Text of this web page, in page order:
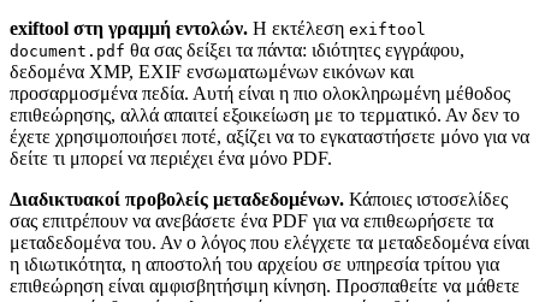
exiftool στη γραμμή εντολών. Η εκτέλεση exiftool
document.pdf θα σας δείξει τα πάντα: ιδιότητες εγγράφου,
δεδομένα XMP, EXIF ενσωματωμένων εικόνων και
προσαρμοσμένα πεδία. Αυτή είναι η πιο ολοκληρωμένη μέθοδος
επιθεώρησης, αλλά απαιτεί εξοικείωση με το τερματικό. Αν δεν το
έχετε χρησιμοποιήσει ποτέ, αξίζει να το εγκαταστήσετε μόνο για να
δείτε τι μπορεί να περιέχει ένα μόνο PDF.
Διαδικτυακοί προβολείς μεταδεδομένων. Κάποιες ιστοσελίδες
σας επιτρέπουν να ανεβάσετε ένα PDF για να επιθεωρήσετε τα
μεταδεδομένα του. Αν ο λόγος που ελέγχετε τα μεταδεδομένα είναι
η ιδιωτικότητα, η αποστολή του αρχείου σε υπηρεσία τρίτου για
επιθεώρηση είναι αμφισβητήσιμη κίνηση. Προσπαθείτε να μάθετε